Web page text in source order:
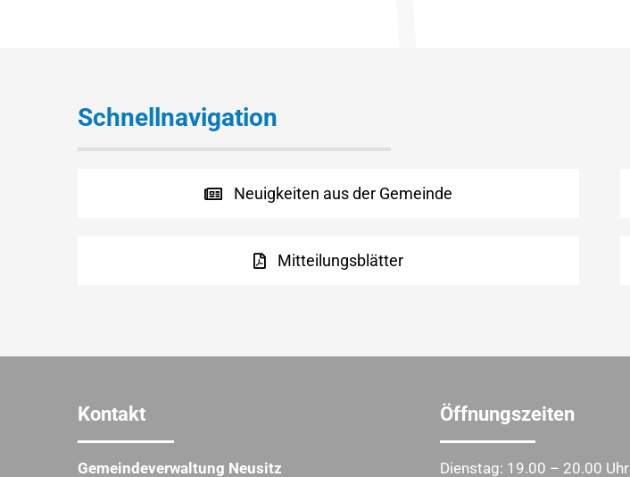
Schnellnavigation
Neuigkeiten aus der Gemeinde
Mitteilungsblätter
Kontakt
Gemeindeverwaltung Neusitz
Öffnungszeiten
Dienstag: 19.00 – 20.00 Uhr